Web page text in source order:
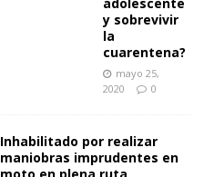
y sobrevivir
la
cuarentena?
mayo 25,
2020
0
Inhabilitado por realizar
maniobras imprudentes en